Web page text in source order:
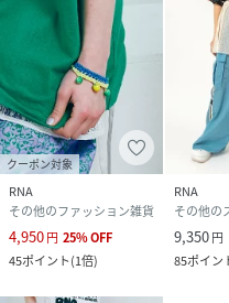
クーポン対象
RNA
その他のファッション雑貨
4,950円 25%OFF
45ポイント(1倍)
RNA
その他の
9,350円
85ポイン